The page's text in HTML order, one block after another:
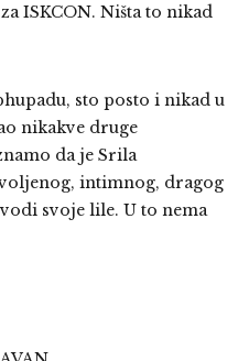
ISKCON. Ništa to nikad
sto posto i nikad u
nikakve druge
da je Srila
intimnog, dragog
svoje lile. U to nema